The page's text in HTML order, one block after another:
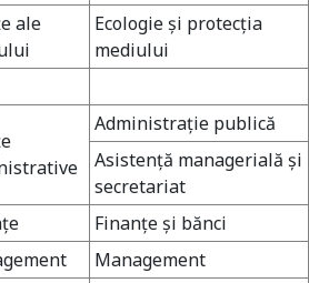
ale
Ecologie şi protecţia
mediului
Administraţie publică
Asistenţă managerială şi
secretariat
Finanţe şi bănci
Management